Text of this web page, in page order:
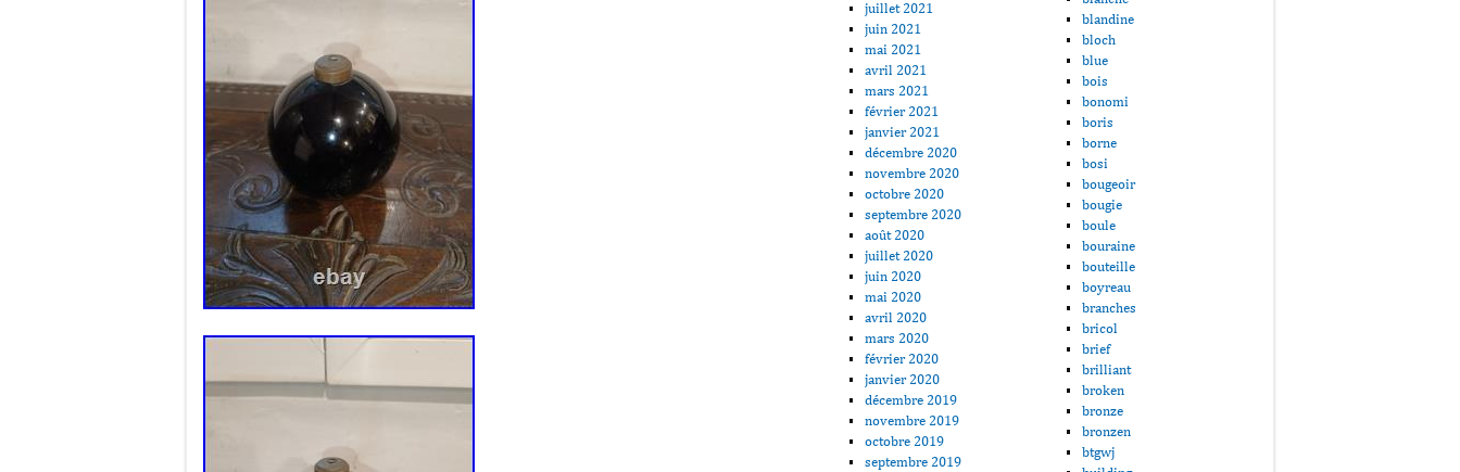
juillet 2021
juin 2021
mai 2021
avril 2021
mars 2021
février 2021
janvier 2021
décembre 2020
novembre 2020
octobre 2020
septembre 2020
août 2020
juillet 2020
juin 2020
mai 2020
avril 2020
mars 2020
février 2020
janvier 2020
décembre 2019
novembre 2019
octobre 2019
septembre 2019
blandine
bloch
blue
bois
bonomi
boris
borne
bosi
bougeoir
bougie
boule
bouraine
bouteille
boyreau
branches
bricol
brief
brilliant
broken
bronze
bronzen
btgwj